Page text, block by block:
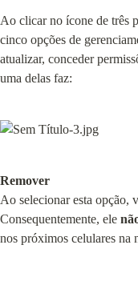
Ao clicar no ícone de três
cinco opções de
atualizar, conceder
uma delas faz:
Remover
Ao selecionar esta opção,
Consequentemente, ele
nos próximos celulares na